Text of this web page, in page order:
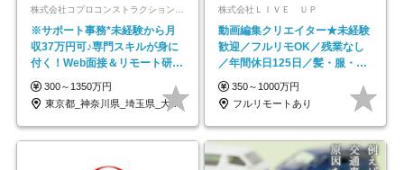
※サポート事務*未経験から月
収37万円可♪専門スキルが身に
付く！Web面接＆リモート研修
も充実♪/a
300～1350万円
東京都_神奈川県_埼玉県_大阪府_愛知県…
株式会社ＬＩＶＥ ＵＰ
動画編集クリエイター★未経験
歓迎／フルリモOK／残業なし
／年間休日125日／髪・服・ネ
イル自由／研修充実で安心
350～1000万円
フルリモートあり